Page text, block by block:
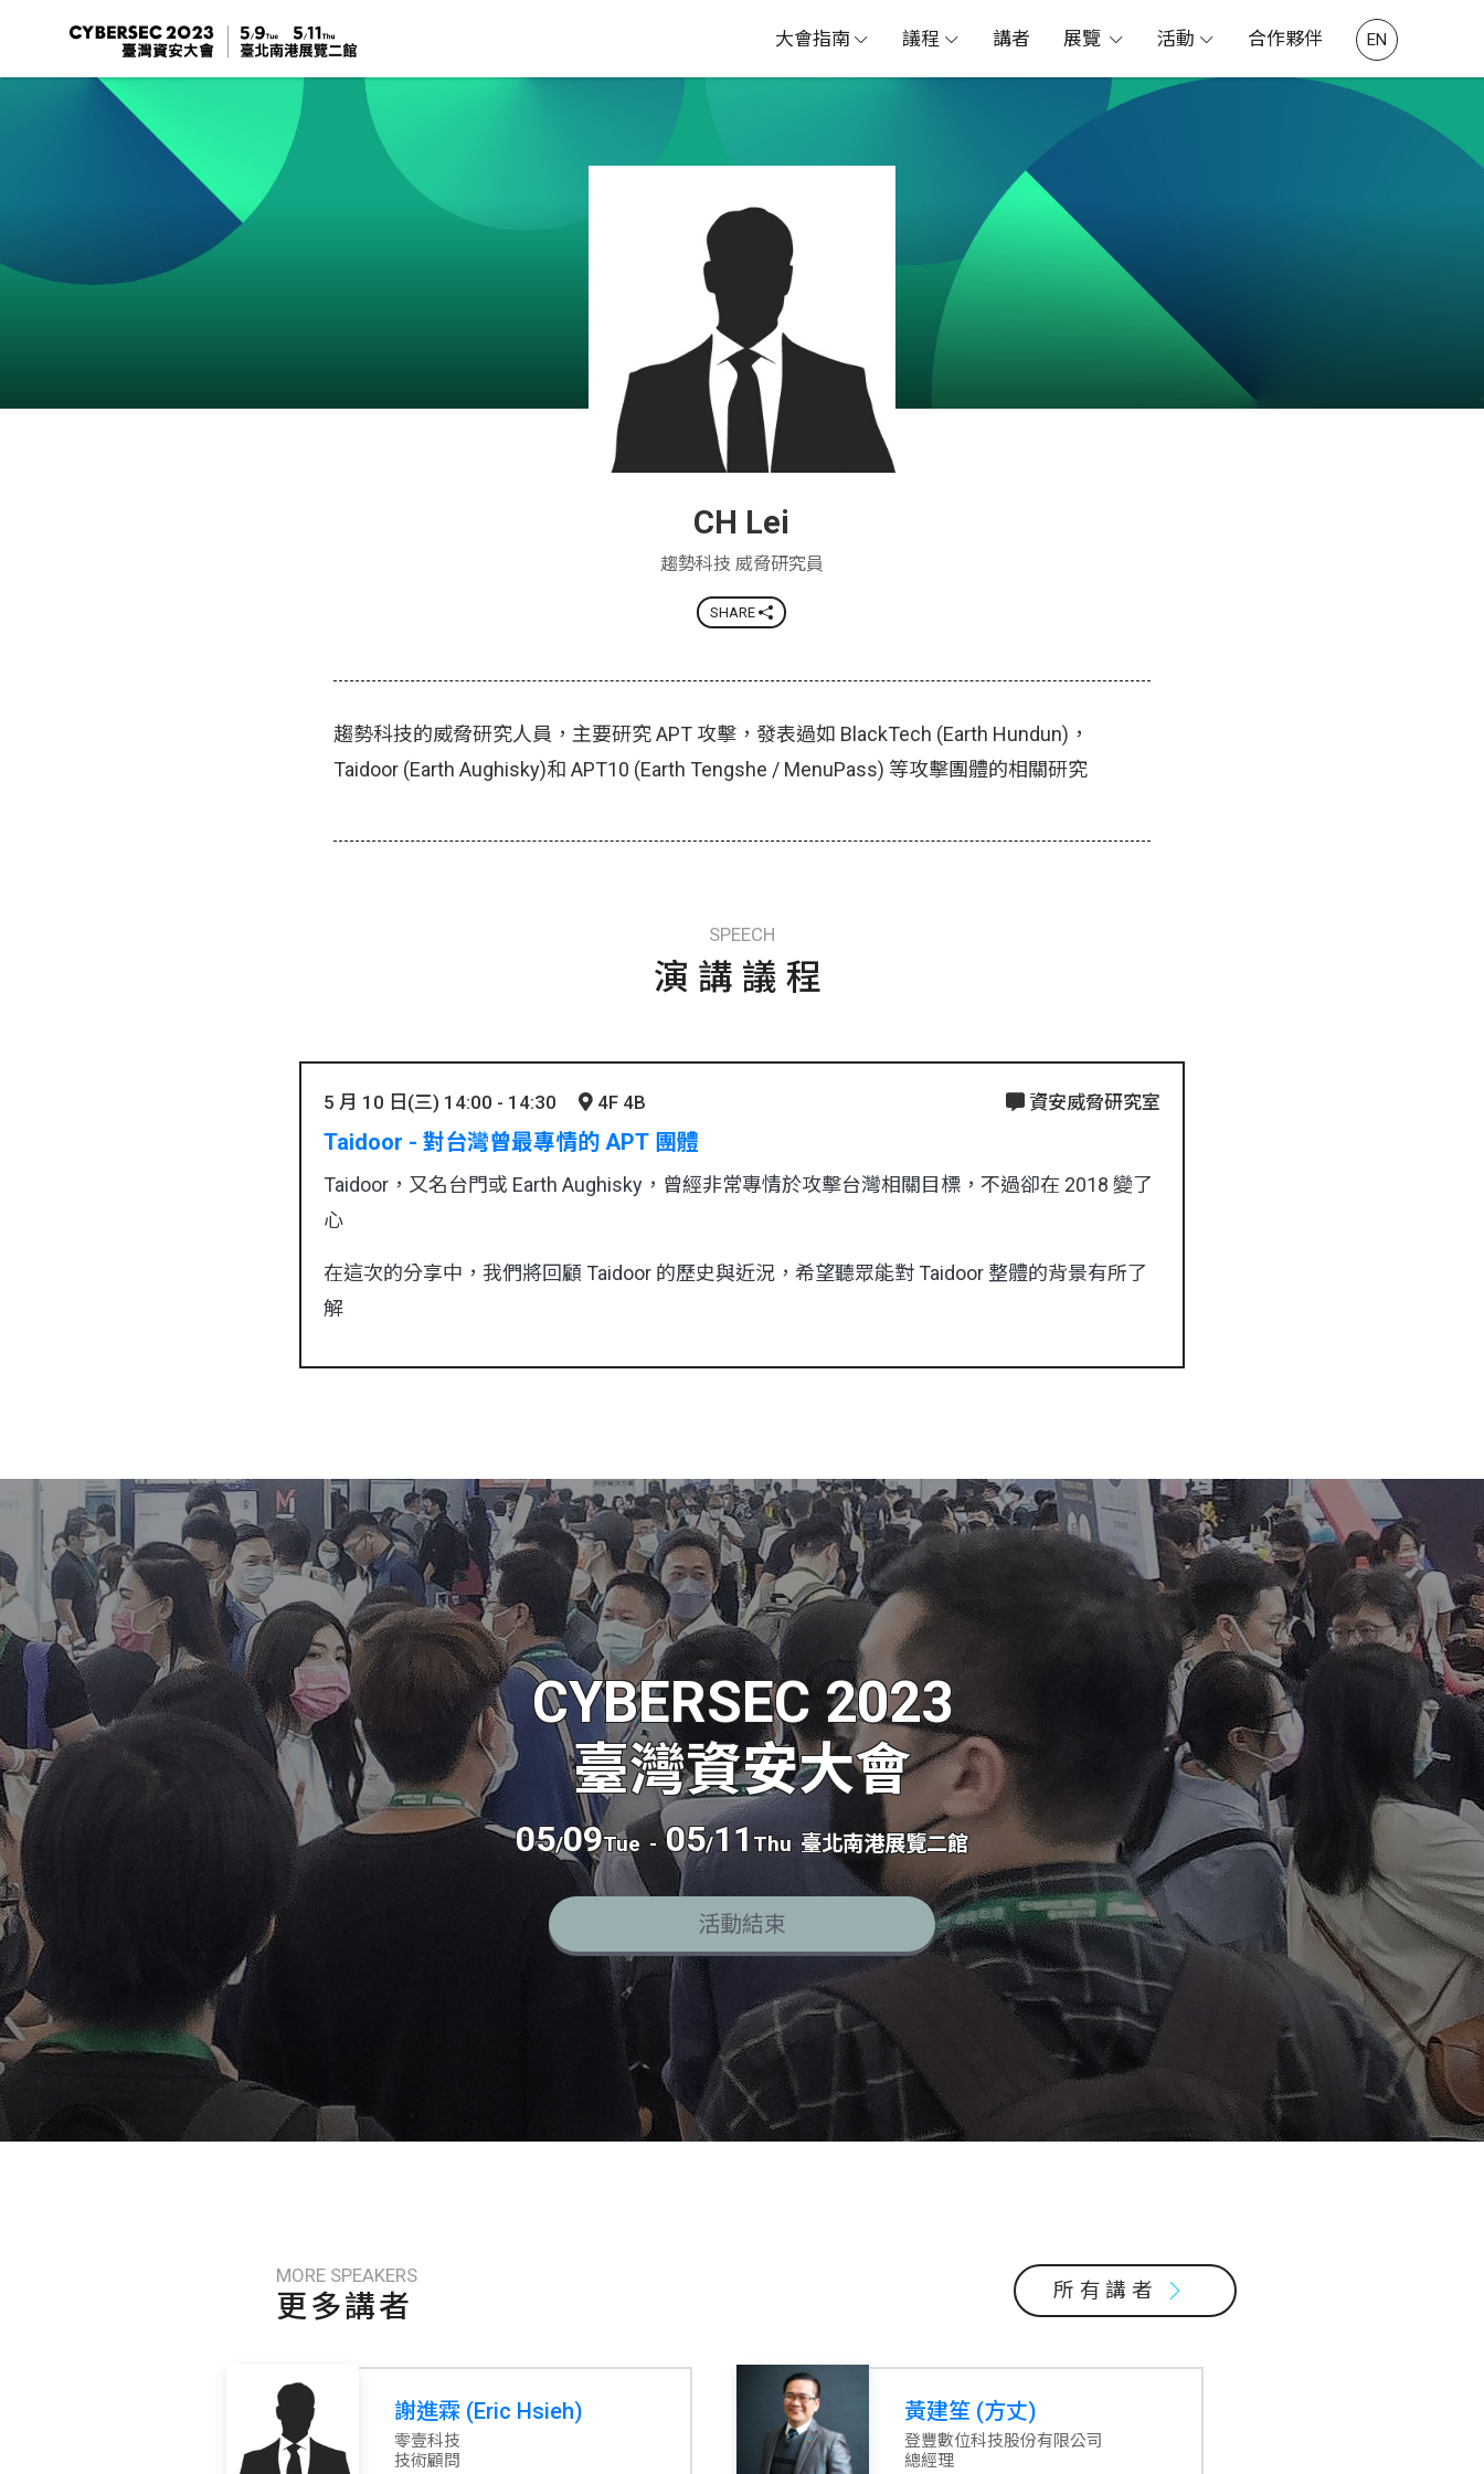
大會指南 議程 講者 展覽 活動 合作夥伴 EN
CH Lei
趨勢科技 威脅研究員
SHARE
趨勢科技的威脅研究人員，主要研究 APT 攻擊，發表過如 BlackTech (Earth Hundun)，
Taidoor (Earth Aughisky)和 APT10 (Earth Tengshe / MenuPass) 等攻擊團體的相關研究
SPEECH
演講議程
5 月 10 日(三) 14:00 - 14:30 4F 4B 資安威脅研究室
Taidoor - 對台灣曾最專情的 APT 團體
Taidoor，又名台門或 Earth Aughisky，曾經非常專情於攻擊台灣相關目標，不過卻在 2018 變了
心
在這次的分享中，我們將回顧 Taidoor 的歷史與近況，希望聽眾能對 Taidoor 整體的背景有所了
解
CYBERSEC 2023
臺灣資安大會
05/09Tue -05/11Thu 臺北南港展覽二館
活動結束
MORE SPEAKERS
更多講者 所有講者
謝進霖 (Eric Hsieh)
零壹科技
技術顧問
黃建笙 (方丈)
登豐數位科技股份有限公司
總經理